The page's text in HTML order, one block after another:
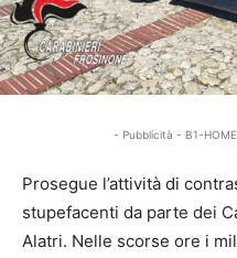
- Pubblicità - B1-
Prosegue l’attività di
stupefacenti da parte dei
Alatri. Nelle scorse ore i